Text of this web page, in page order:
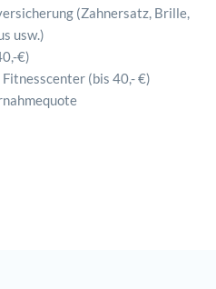
(Zahnersatz, Brille,
usw.)
€)
(bis 40,- €)